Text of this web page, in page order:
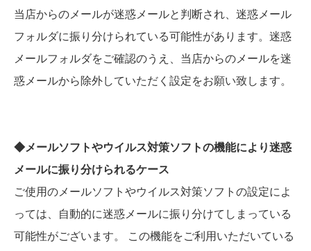
当店からのメールが迷惑メールと判断され、迷惑メール
フォルダに振り分けられている可能性があります。迷惑
メールフォルダをご確認のうえ、当店からのメールを迷
惑メールから除外していただく設定をお願い致します。
◆メールソフトやウイルス対策ソフトの機能により迷惑
メールに振り分けられるケース
ご使用のメールソフトやウイルス対策ソフトの設定によ
っては、自動的に迷惑メールに振り分けてしまっている
可能性がございます。 この機能をご利用いただいている